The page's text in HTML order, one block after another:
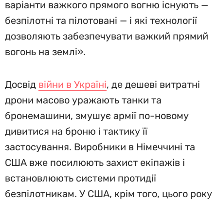
варіанти важкого прямого вогню існують —
безпілотні та пілотовані — і які технології
дозволяють забезпечувати важкий прямий
вогонь на землі».
Досвід війни в Україні, де дешеві витратні
дрони масово уражають танки та
бронемашини, змушує армії по-новому
дивитися на броню і тактику її
застосування. Виробники в Німеччині та
США вже посилюють захист екіпажів і
встановлюють системи протидії
безпілотникам. У США, крім того, цього року